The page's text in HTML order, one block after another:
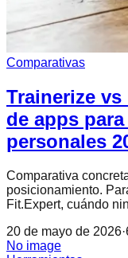
Comparativas
Trainerize
de apps
personales
Comparativa
posicionamiento.
Fit.Expert, cuándo
20 de mayo de 2026·
No image